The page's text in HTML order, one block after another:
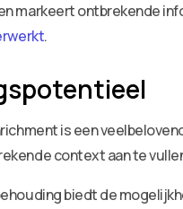
markeert ontbrekende
.
is een
context aan te
biedt de